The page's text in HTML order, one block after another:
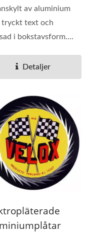
av aluminium
tryckt text och
i bokstavsform.
Detaljer